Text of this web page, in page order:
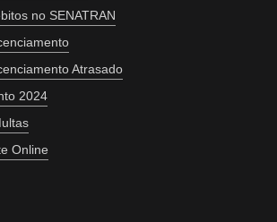
no SENATRAN
Atrasado
2024
Online